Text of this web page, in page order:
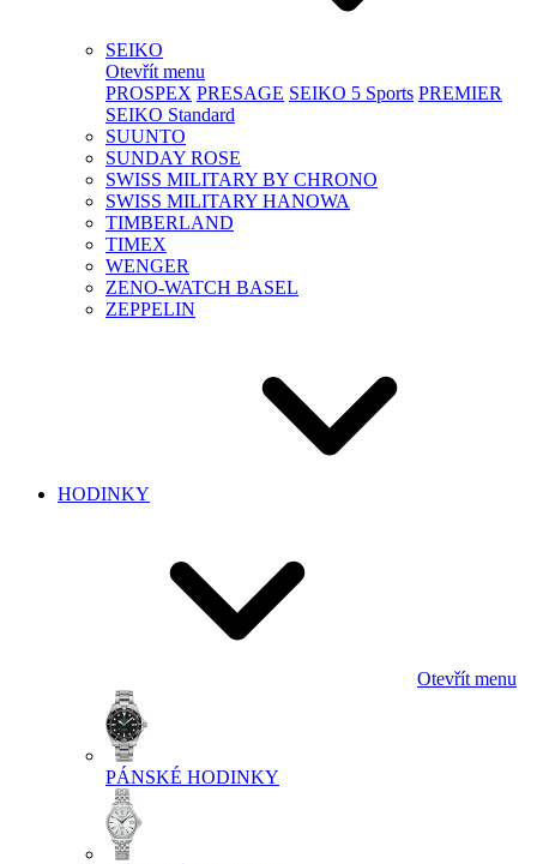
SEIKO
Otevřít menu
PROSPEX PRESAGE SEIKO 5 Sports PREMIER
SEIKO Standard
SUUNTO
SUNDAY ROSE
SWISS MILITARY BY CHRONO
SWISS MILITARY HANOWA
TIMBERLAND
TIMEX
WENGER
ZENO-WATCH BASEL
ZEPPELIN
HODINKY
Otevřít menu
PÁNSKÉ HODINKY